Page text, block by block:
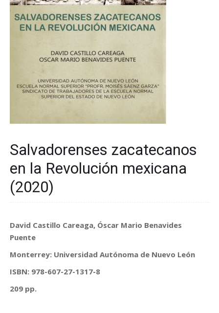
Salvadorenses zacatecanos
en la Revolución mexicana
(2020)
David Castillo Careaga, Óscar Mario Benavides
Puente
Monterrey: Universidad Autónoma de Nuevo León
ISBN: 978-607-27-1317-8
209 pp.